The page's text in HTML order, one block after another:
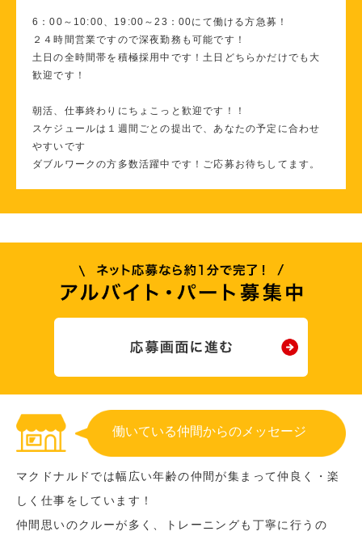
6：00～10:00、19:00～23：00にて働ける方急募！
２４時間営業ですので深夜勤務も可能です！
土日の全時間帯を積極採用中です！土日どちらかだけでも大
歓迎です！
朝活、仕事終わりにちょこっと歓迎です！！
スケジュールは１週間ごとの提出で、あなたの予定に合わせ
やすいです
ダブルワークの方多数活躍中です！ご応募お待ちしてます。
働いている仲間からのメッセージ
マクドナルドでは幅広い年齢の仲間が集まって仲良く・楽
しく仕事をしています！
仲間思いのクルーが多く、トレーニングも丁寧に行うの